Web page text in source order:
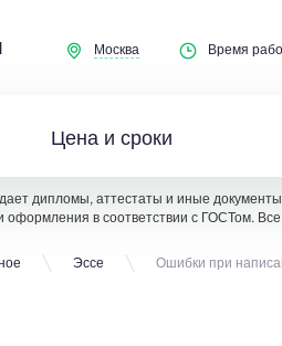
Москва Время
Цена и сроки
дипломы, аттестаты и иные
оформления в соответствии с ГОСТом.
Эссе Ошибки при